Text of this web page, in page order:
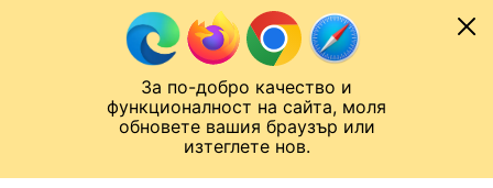
За по-добро качество и
функционалност на сайта, моля
обновете вашия браузър или
изтеглете нов.
Към съдържанието
Лига на Конференциите